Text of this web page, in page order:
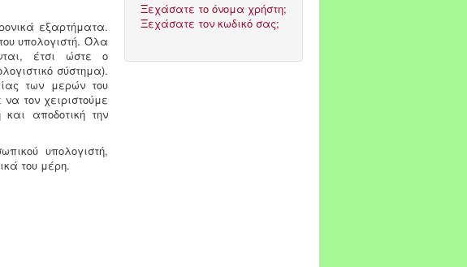
εξαρτήματα.
υπολογιστή. Όλα
έτσι ώστε ο
σύστημα).
των μερών του
τον χειριστούμε
αποδοτική την
υπολογιστή,
του μέρη.
Ξεχάσατε το όνομα χρήστη;
Ξεχάσατε τον κωδικό σας;